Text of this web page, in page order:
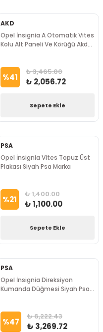
AKD
Opel İnsignia A Otomatik Vites
Kolu Alt Paneli Ve Körüğü Akd
%41 ₺ 3,465.00
₺ 2,056.72
Sepete Ekle
PSA
Opel İnsignia Vites Topuz Üst
Plakası Siyah Psa Marka
%21 ₺ 1,400.00
₺ 1,100.00
Sepete Ekle
PSA
Opel İnsignia Direksiyon
Kumanda Düğmesi Siyah Psa
%47 ₺ 6,222.43
₺ 3,269.72